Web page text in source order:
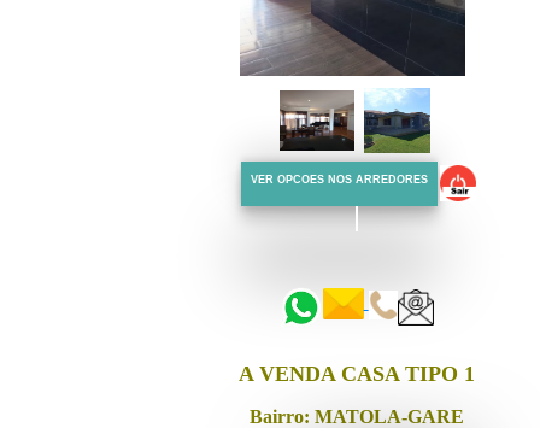
VER OPCOES NOS ARREDORES
A VENDA CASA TIPO 1
Bairro: MATOLA-GARE